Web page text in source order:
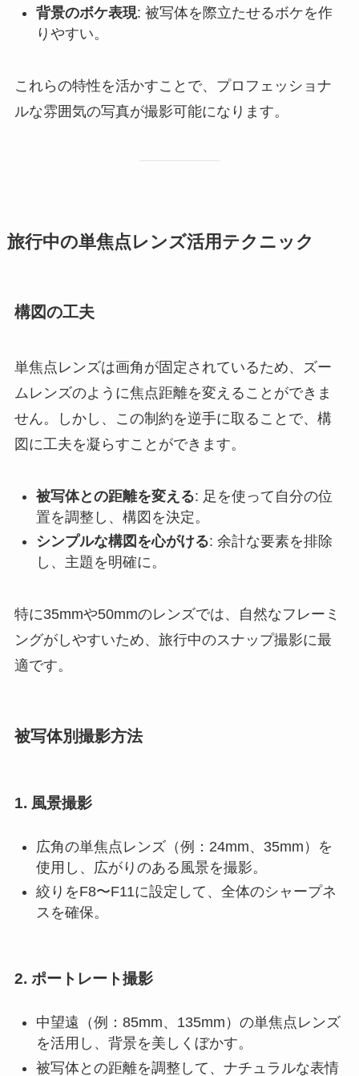
背景のボケ表現: 被写体を際立たせるボケを作
りやすい。
これらの特性を活かすことで、プロフェッショナ
ルな雰囲気の写真が撮影可能になります。
旅行中の単焦点レンズ活用テクニック
構図の工夫
単焦点レンズは画角が固定されているため、ズー
ムレンズのように焦点距離を変えることができま
せん。しかし、この制約を逆手に取ることで、構
図に工夫を凝らすことができます。
被写体との距離を変える: 足を使って自分の位
置を調整し、構図を決定。
シンプルな構図を心がける: 余計な要素を排除
し、主題を明確に。
特に35mmや50mmのレンズでは、自然なフレーミ
ングがしやすいため、旅行中のスナップ撮影に最
適です。
被写体別撮影方法
1. 風景撮影
広角の単焦点レンズ（例：24mm、35mm）を
使用し、広がりのある風景を撮影。
絞りをF8〜F11に設定して、全体のシャープネ
スを確保。
2. ポートレート撮影
中望遠（例：85mm、135mm）の単焦点レンズ
を活用し、背景を美しくぼかす。
被写体との距離を調整して、ナチュラルな表情